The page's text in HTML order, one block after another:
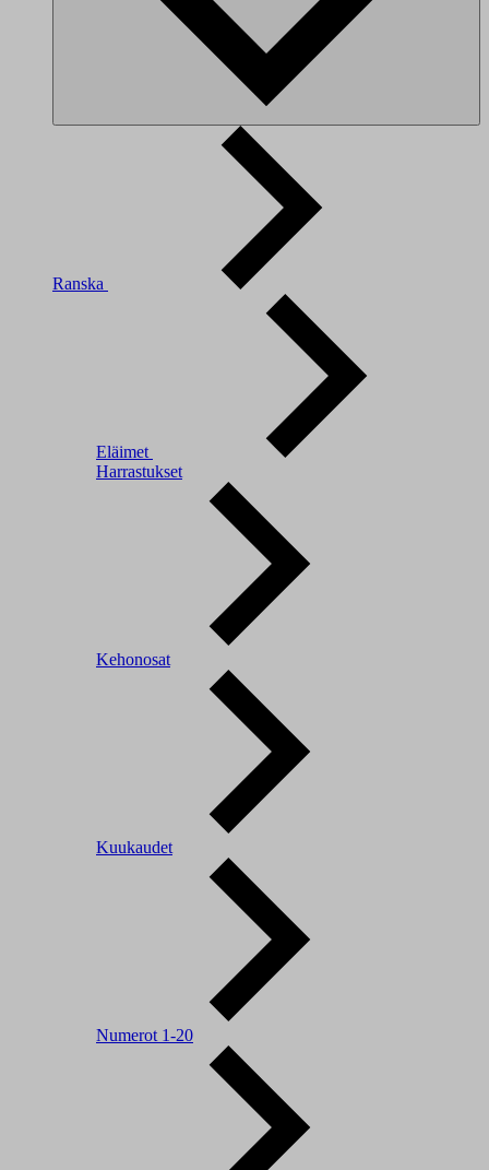
Ranska
Eläimet
Harrastukset
Kehonosat
Kuukaudet
Numerot 1-20